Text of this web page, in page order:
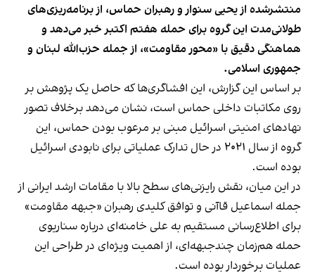
منتشرشده از یحیی سنوار و رهبران حماس، از برنامه‌ریزی‌های
طولانی‌مدت این گروه برای حمله هفتم اکتبر خبر می‌دهد و
هماهنگی دقیق با «محور مقاومت»، از جمله حزب‌الله لبنان و
جمهوری اسلامی.
بر اساس این گزارش، این افشاگری‌ها که حاصل یک پژوهش بر
روی مکاتبات داخلی حماس است، نشان می‌دهد برخلاف تصور
نهادهای امنیتی اسرائیل مبنی بر مرعوب بودن حماس، این
گروه از سال ۲۰۲۱ در حال تدارک عملیاتی برای نابودی اسرائیل
بوده است.
در این میان، نقش رایزنی‌های سطح بالا با مقامات ارشد ایرانی از
جمله اسماعیل قاآنی و توافق کلیدی رهبران «جبهه مقاومت»
برای اطلاع‌رسانی مستقیم به علی خامنه‌ای درباره سناریوی
حمله هم‌زمان چندجبهه‌ای، از اهمیت ویژه‌ای در طراحی این
عملیات برخوردار بوده است.